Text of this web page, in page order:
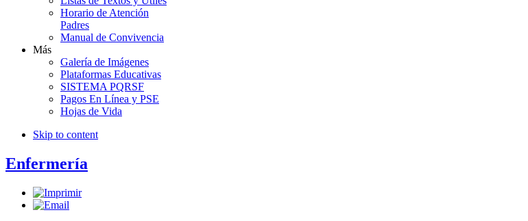
Horario de Atención
Padres
Manual de Convivencia
Más
Galería de Imágenes
Plataformas Educativas
SISTEMA PQRSF
Pagos En Línea y PSE
Hojas de Vida
Skip to content
Enfermería